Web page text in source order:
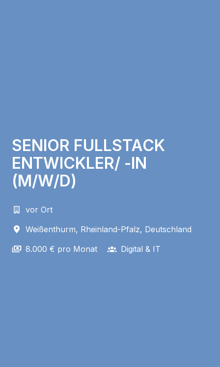
SENIOR FULLSTACK
ENTWICKLER/ -IN
(M/W/D)
vor Ort
Weißenthurm, Rheinland-Pfalz, Deutschland
8.000 € pro Monat
Digital & IT